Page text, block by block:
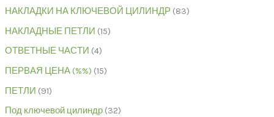
НАКЛАДКИ НА КЛЮЧЕВОЙ ЦИЛИНДР 83
НАКЛАДНЫЕ ПЕТЛИ 15
ОТВЕТНЫЕ ЧАСТИ 4
ПЕРВАЯ ЦЕНА (%%) 15
ПЕТЛИ 91
Под ключевой цилиндр 32